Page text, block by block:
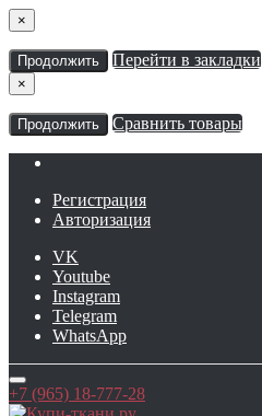
×
Продолжить Перейти в закладки
×
Продолжить Сравнить товары
Регистрация
Авторизация
VK
Youtube
Instagram
Telegram
WhatsApp
+7 (965) 18-777-28